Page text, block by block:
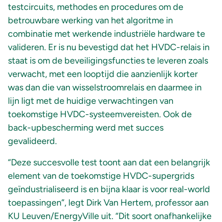
testcircuits, methodes en procedures om de
betrouwbare werking van het algoritme in
combinatie met werkende industriële hardware te
valideren. Er is nu bevestigd dat het HVDC-relais in
staat is om de beveiligingsfuncties te leveren zoals
verwacht, met een looptijd die aanzienlijk korter
was dan die van wisselstroomrelais en daarmee in
lijn ligt met de huidige verwachtingen van
toekomstige HVDC-systeemvereisten. Ook de
back-upbescherming werd met succes
gevalideerd.
“Deze succesvolle test toont aan dat een belangrijk
element van de toekomstige HVDC-supergrids
geïndustrialiseerd is en bijna klaar is voor real-world
toepassingen”, legt Dirk Van Hertem, professor aan
KU Leuven/EnergyVille uit. “Dit soort onafhankelijke